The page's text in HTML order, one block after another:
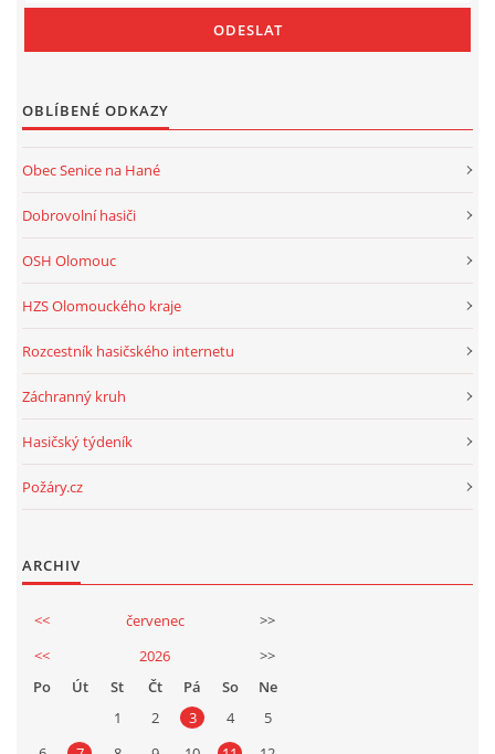
OBLÍBENÉ ODKAZY
Obec Senice na Hané
Dobrovolní hasiči
OSH Olomouc
HZS Olomouckého kraje
Rozcestník hasičského internetu
Záchranný kruh
Hasičský týdeník
Požáry.cz
ARCHIV
<< červenec
>>
<<
2026
>>
Po
Út St Čt Pá So
Ne
1
2 3 4
5